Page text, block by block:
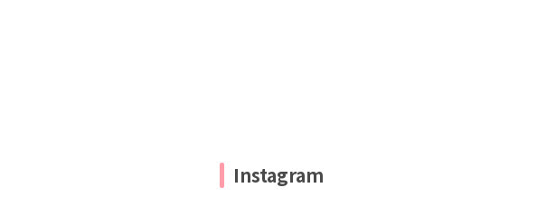
Instagram